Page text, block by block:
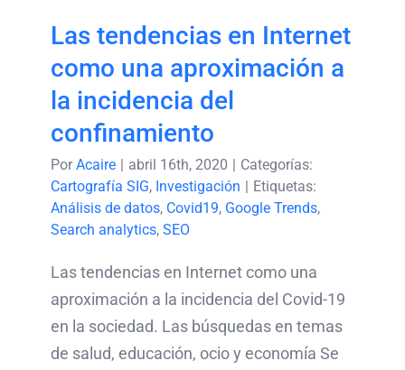
Las tendencias en Internet
como una aproximación a
la incidencia del
confinamiento
PorAcaire | abril 16th, 2020 | Categorías:
Cartografía SIG, Investigación | Etiquetas:
Análisis de datos, Covid19, Google Trends,
Search analytics, SEO
Las tendencias en Internet como una
aproximación a la incidencia del Covid-19
en la sociedad. Las búsquedas en temas
de salud, educación, ocio y economía Se